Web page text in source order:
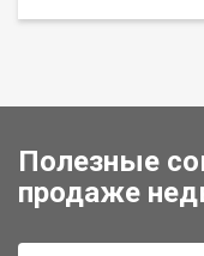
Полезные
продаже